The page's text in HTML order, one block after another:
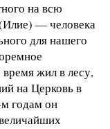
на всю
— человека
для нашего
время жил в лесу,
на Церковь в
годам он